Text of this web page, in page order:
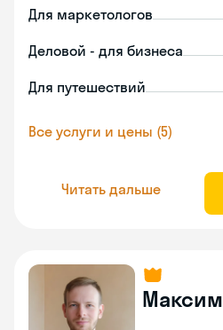
Для маркетологов
Деловой - для бизнеса
Для путешествий
Все услуги и цены (5)
Читать дальше
Максим